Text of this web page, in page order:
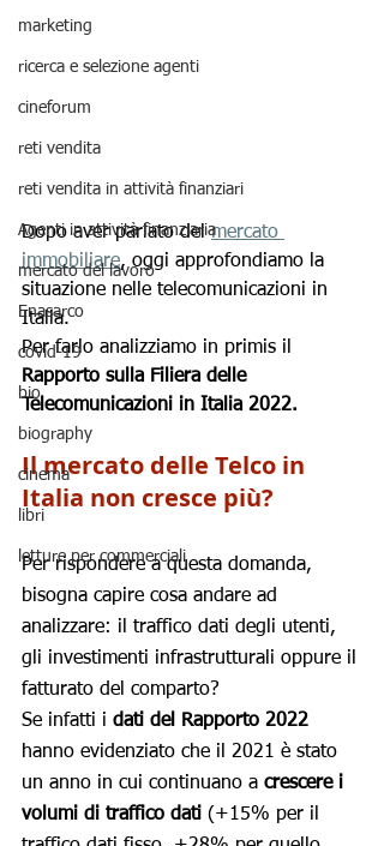
marketing
ricerca e selezione agenti
cineforum
reti vendita
reti vendita in attività finanziari
Agenti in attività finanziaria
mercato del lavoro
Enasarco
covid-19
bio
biography
cinema
libri
letture per commerciali
Dopo aver parlato del mercato
immobiliare, oggi approfondiamo la
situazione nelle telecomunicazioni in
Italia.
Per farlo analizziamo in primis il
Rapporto sulla Filiera delle
Telecomunicazioni in Italia 2022.
Il mercato delle Telco in
Italia non cresce più?
Per rispondere a questa domanda,
bisogna capire cosa andare ad
analizzare: il traffico dati degli utenti,
gli investimenti infrastrutturali oppure il
fatturato del comparto?
Se infatti i dati del Rapporto 2022
hanno evidenziato che il 2021 è stato
un anno in cui continuano a crescere i
volumi di traffico dati (+15% per il